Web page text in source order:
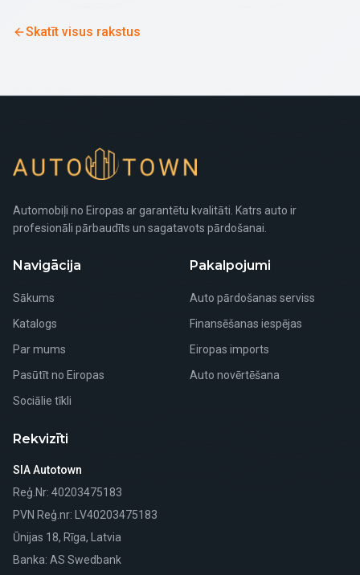
Skatīt visus rakstus
Automobiļi no Eiropas ar garantētu kvalitāti. Katrs auto ir
profesionāli pārbaudīts un sagatavots pārdošanai.
Navigācija
Sākums
Katalogs
Par mums
Pasūtīt no Eiropas
Sociālie tīkli
Pakalpojumi
Auto pārdošanas serviss
Finansēšanas iespējas
Eiropas imports
Auto novērtēšana
Rekvizīti
SIA Autotown
Reģ.Nr: 40203475183
PVN Reģ.nr: LV40203475183
Ūnijas 18, Rīga, Latvia
Banka: AS Swedbank